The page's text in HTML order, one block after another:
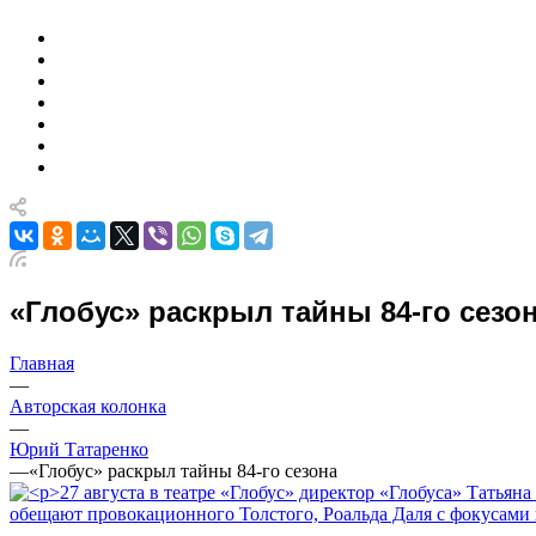
«Глобус» раскрыл тайны 84-го
Главная
—
Авторская колонка
—
Юрий Татаренко
—«Глобус» раскрыл тайны 84-го сезона